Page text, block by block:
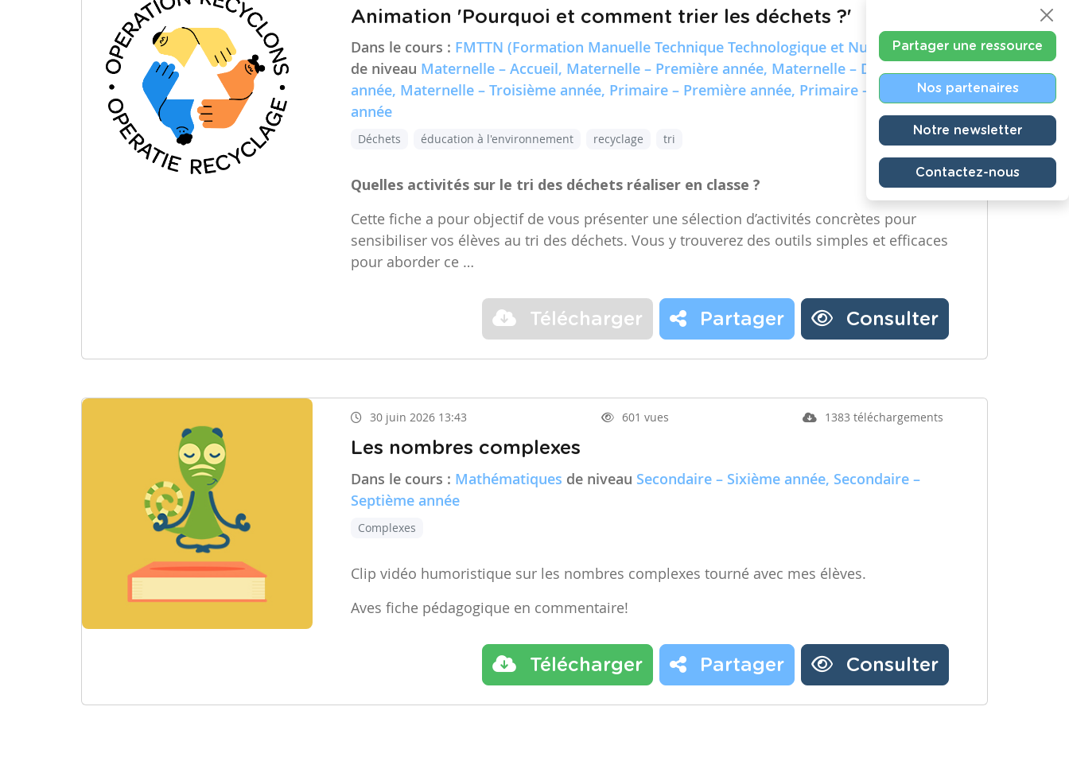
Animation 'Pourquoi et comment trier les déchets ?'
Dans le cours : FMTTN (Formation Manuelle Technique Technologique et Numérique)
de niveau Maternelle – Accueil, Maternelle – Première année, Maternelle – Deuxième
année, Maternelle – Troisième année, Primaire – Première année, Primaire – Deuxième
année
Déchets éducation à l'environnement recyclage tri
Quelles activités sur le tri des déchets réaliser en classe ?
Cette fiche a pour objectif de vous présenter une sélection d’activités concrètes pour
sensibiliser vos élèves au tri des déchets. Vous y trouverez des outils simples et efficaces
pour aborder ce …
Télécharger Partager Consulter
30 juin 2026 13:43 601 vues 1383 téléchargements
Les nombres complexes
Dans le cours : Mathématiques de niveau Secondaire – Sixième année, Secondaire –
Septième année
Complexes
Clip vidéo humoristique sur les nombres complexes tourné avec mes élèves.
Aves fiche pédagogique en commentaire!
Télécharger Partager Consulter
Partager une ressource
Nos partenaires
Notre newsletter
Contactez-nous